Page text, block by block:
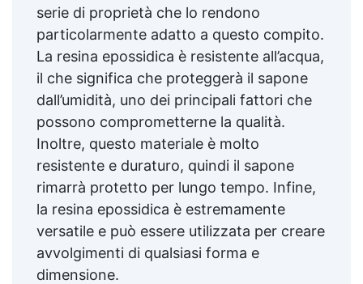
serie di proprietà che lo rendono
particolarmente adatto a questo compito.
La resina epossidica è resistente all’acqua,
il che significa che proteggerà il sapone
dall’umidità, uno dei principali fattori che
possono comprometterne la qualità.
Inoltre, questo materiale è molto
resistente e duraturo, quindi il sapone
rimarrà protetto per lungo tempo. Infine,
la resina epossidica è estremamente
versatile e può essere utilizzata per creare
avvolgimenti di qualsiasi forma e
dimensione.